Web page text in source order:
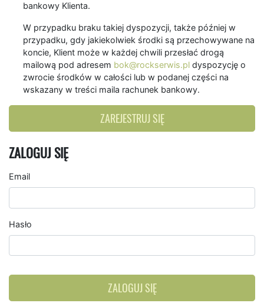
bankowy Klienta.
W przypadku braku takiej dyspozycji, także później w
przypadku, gdy jakiekolwiek środki są przechowywane na
koncie, Klient może w każdej chwili przesłać drogą
mailową pod adresem bok@rockserwis.pl dyspozycję o
zwrocie środków w całości lub w podanej części na
wskazany w treści maila rachunek bankowy.
ZAREJESTRUJ SIĘ
ZALOGUJ SIĘ
Email
Hasło
ZALOGUJ SIĘ